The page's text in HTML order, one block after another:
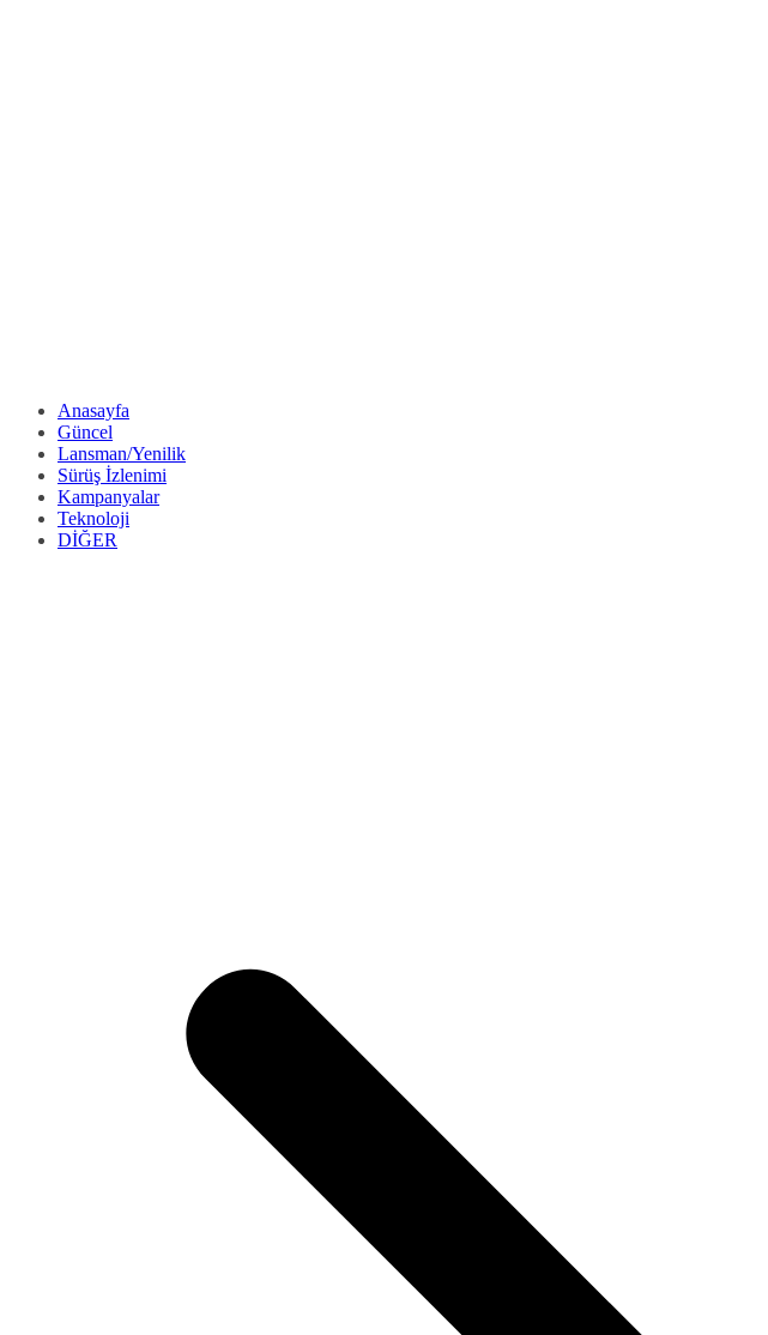
Anasayfa
Güncel
Lansman/Yenilik
Sürüş İzlenimi
Kampanyalar
Teknoloji
DİĞER